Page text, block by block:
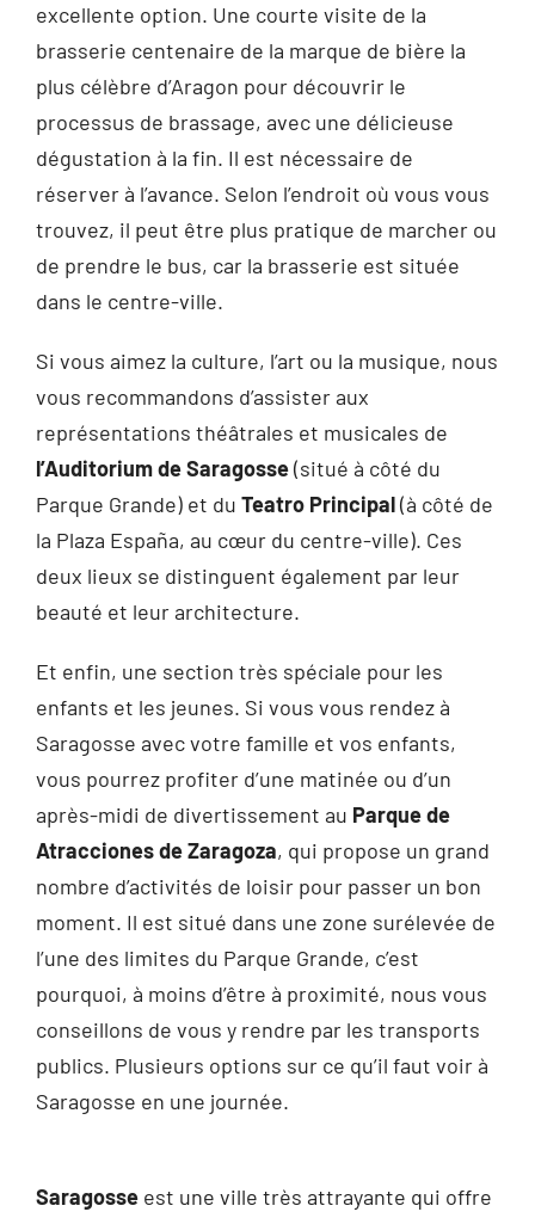
excellente option. Une courte visite de la
brasserie centenaire de la marque de bière la
plus célèbre d’Aragon pour découvrir le
processus de brassage, avec une délicieuse
dégustation à la fin. Il est nécessaire de
réserver à l’avance. Selon l’endroit où vous vous
trouvez, il peut être plus pratique de marcher ou
de prendre le bus, car la brasserie est située
dans le centre-ville.
Si vous aimez la culture, l’art ou la musique, nous
vous recommandons d’assister aux
représentations théâtrales et musicales de
l’Auditorium de Saragosse(situé à côté du
Parque Grande) et du Teatro Principal(à côté de
la Plaza España, au cœur du centre-ville). Ces
deux lieux se distinguent également par leur
beauté et leur architecture.
Et enfin, une section très spéciale pour les
enfants et les jeunes. Si vous vous rendez à
Saragosse avec votre famille et vos enfants,
vous pourrez profiter d’une matinée ou d’un
après-midi de divertissement au Parque de
Atracciones de Zaragoza, qui propose un grand
nombre d’activités de loisir pour passer un bon
moment. Il est situé dans une zone surélevée de
l’une des limites du Parque Grande, c’est
pourquoi, à moins d’être à proximité, nous vous
conseillons de vous y rendre par les transports
publics. Plusieurs options sur ce qu’il faut voir à
Saragosse en une journée.
Saragosseest une ville très attrayante qui offre